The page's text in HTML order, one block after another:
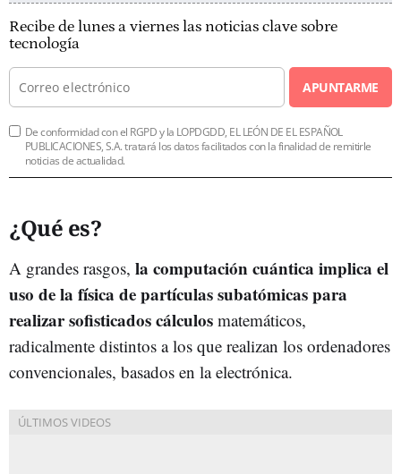
Recibe de lunes a viernes las noticias clave sobre
tecnología
APUNTARME
De conformidad con el RGPD y la LOPDGDD, EL LEÓN DE EL ESPAÑOL
PUBLICACIONES, S.A. tratará los datos facilitados con la finalidad de remitirle
noticias de actualidad.
¿Qué es?
A grandes rasgos, la computación cuántica implica el
uso de la física de partículas subatómicas para
realizar sofisticados cálculos matemáticos,
radicalmente distintos a los que realizan los ordenadores
convencionales, basados en la electrónica.